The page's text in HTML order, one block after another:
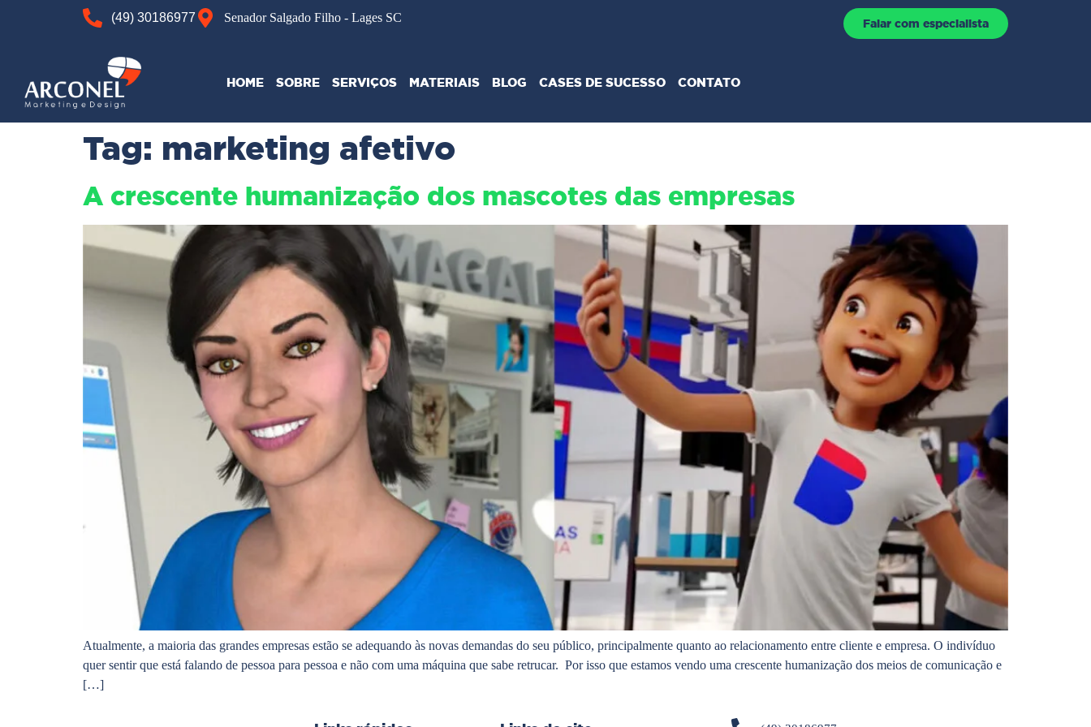
(49) 30186977 Senador Salgado Filho - Lages SC Falar com especialista
HOME SOBRE SERVIÇOS MATERIAIS BLOG CASES DE SUCESSO CONTATO
Tag: marketing afetivo
A crescente humanização dos mascotes das empresas
Atualmente, a maioria das grandes empresas estão se adequando às novas demandas do seu público, principalmente quanto ao relacionamento entre cliente e empresa. O indivíduo
quer sentir que está falando de pessoa para pessoa e não com uma máquina que sabe retrucar. Por isso que estamos vendo uma crescente humanização dos meios de comunicação e
[…]